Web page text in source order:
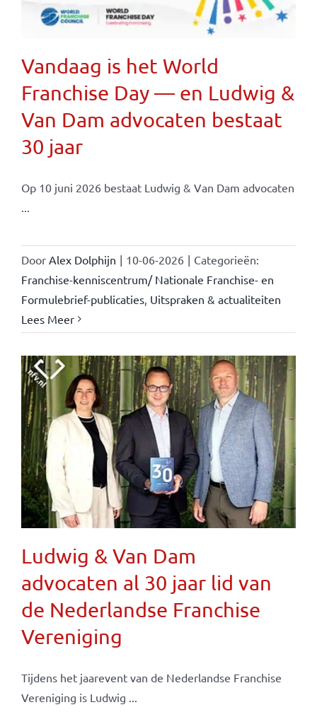
Vandaag is het World
Franchise Day — en Ludwig &
Van Dam advocaten bestaat
30 jaar
Op 10 juni 2026 bestaat Ludwig & Van Dam advocaten
Door Alex Dolphijn | 10-06-2026 | Categorieën:
Franchise-kenniscentrum/ Nationale Franchise- en
Formulebrief-publicaties, Uitspraken & actualiteiten
Lees Meer
Ludwig & Van Dam
advocaten al 30 jaar lid van
de Nederlandse Franchise
Vereniging
Tijdens het jaarevent van de Nederlandse Franchise
Vereniging is Ludwig ...